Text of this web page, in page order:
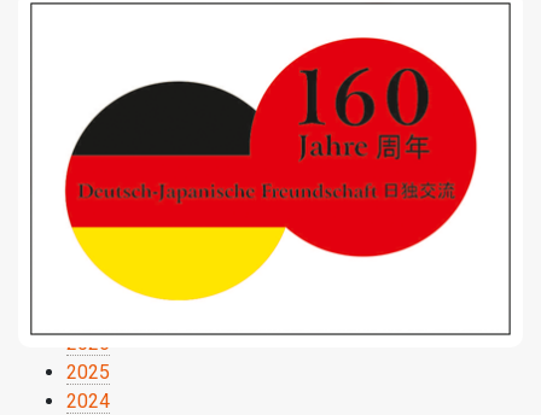
2026
2025
2024